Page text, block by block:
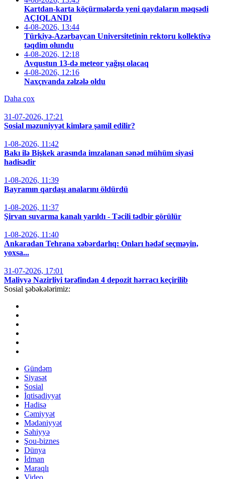
Kartdan-karta köçürmələrdə yeni qaydaların məqsədi
AÇIQLANDI
4-08-2026, 13:44
Türkiyə-Azərbaycan Universitetinin rektoru kollektivə
təqdim olundu
4-08-2026, 12:18
Avqustun 13-də meteor yağışı olacaq
4-08-2026, 12:16
Naxçıvanda zəlzələ oldu
Daha çox
31-07-2026, 17:21
Sosial məzuniyyət kimlərə şamil edilir?
1-08-2026, 11:42
Bakı ilə Bişkek arasında imzalanan sənəd mühüm siyasi
hadisədir
1-08-2026, 11:39
Bayramın qardaşı analarını öldürdü
1-08-2026, 11:37
Şirvan suvarma kanalı yarıldı - Təcili tədbir görülür
1-08-2026, 11:40
Ankaradan Tehrana xəbərdarlıq: Onları hədəf seçməyin,
yoxsa...
31-07-2026, 17:01
Maliyyə Nazirliyi tərəfindən 4 depozit hərracı keçirilib
Sosial şəbəkələrimiz:
Gündəm
Siyasət
Sosial
İqtisadiyyat
Hadisə
Cəmiyyət
Mədəniyyət
Səhiyyə
Şou-biznes
Dünya
İdman
Maraqlı